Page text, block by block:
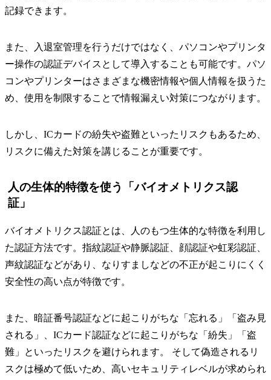
記録できます。
また、入退室管理を行うだけではなく、パソコンやプリンタ
ー操作の認証デバイスとして導入することも可能です。パソ
コンやプリンターはさまざまな機密情報や個人情報を扱うた
め、使用を制限することで情報漏えい対策につながります。
しかし、ICカードの紛失や盗難といったリスクもあるため、
リスクに備えた対策を講じることが重要です。
人の生体的特徴を使う「バイオメトリクス認
証」
バイオメトリクス認証とは、人のもつ生体的な特徴を利用し
た認証方法です。指紋認証や静脈認証、顔認証や虹彩認証、
声紋認証などがあり、なりすましなどの不正が起こりにくく
安全性の高い点が特徴です。
また、暗証番号認証などに起こりがちな「忘れる」「盗み見
される」、ICカード認証などに起こりがちな「紛失」「盗
難」といったリスクを避けられます。 そして偽造されるリ
スクは極めて低いため、高いセキュリティレベルが求められ